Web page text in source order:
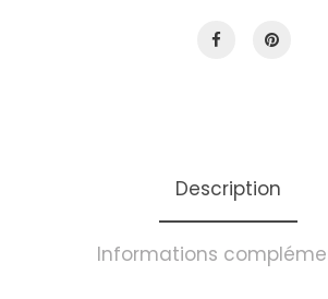
Description
Informations